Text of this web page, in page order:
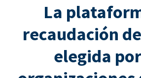
La
recaudación
elegida